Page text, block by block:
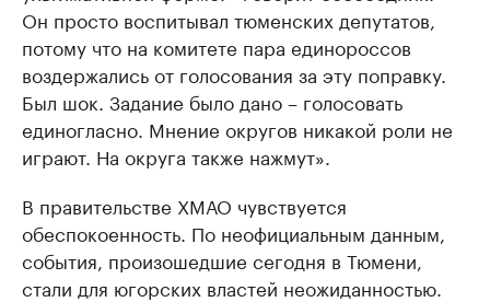
Он просто воспитывал тюменских депутатов,
потому что на комитете пара единороссов
воздержались от голосования за эту поправку.
Был шок. Задание было дано – голосовать
единогласно. Мнение округов никакой роли не
играют. На округа также нажмут».
В правительстве ХМАО чувствуется
обеспокоенность. По неофициальным данным,
события, произошедшие сегодня в Тюмени,
стали для югорских властей неожиданностью.